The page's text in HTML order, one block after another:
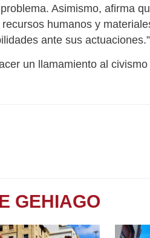
Asimismo, afirma
humanos y
ante sus actuaciones.”
un llamamiento al
GEHIAGO